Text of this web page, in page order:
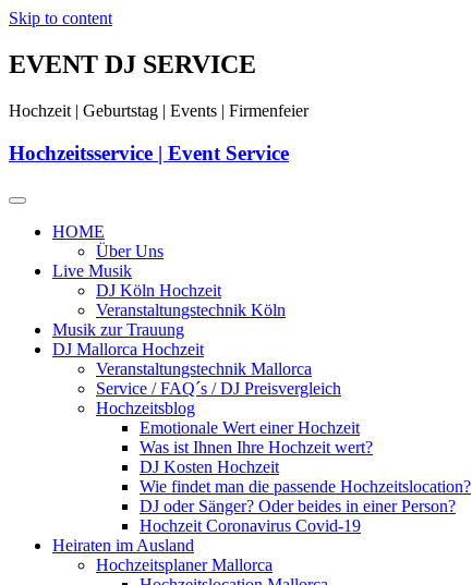
Skip to content
EVENT DJ SERVICE
Hochzeit | Geburtstag | Events | Firmenfeier
Hochzeitsservice | Event Service
HOME
Über Uns
Live Musik
DJ Köln Hochzeit
Veranstaltungstechnik Köln
Musik zur Trauung
DJ Mallorca Hochzeit
Veranstaltungstechnik Mallorca
Service / FAQ´s / DJ Preisvergleich
Hochzeitsblog
Emotionale Wert einer Hochzeit
Was ist Ihnen Ihre Hochzeit wert?
DJ Kosten Hochzeit
Wie findet man die passende Hochzeitslocation?
DJ oder Sänger? Oder beides in einer Person?
Hochzeit Coronavirus Covid-19
Heiraten im Ausland
Hochzeitsplaner Mallorca